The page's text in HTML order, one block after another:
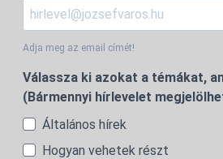
Adja meg az email címét!
Válassza ki azokat a témákat,
(Bármennyi hírlevelet
Általános hírek
Hogyan vehetek részt